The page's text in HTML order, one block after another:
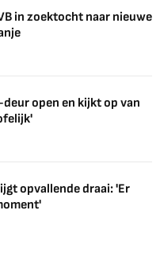
in zoektocht naar nieuwe
deur open en kijkt op van
opvallende draai: 'Er